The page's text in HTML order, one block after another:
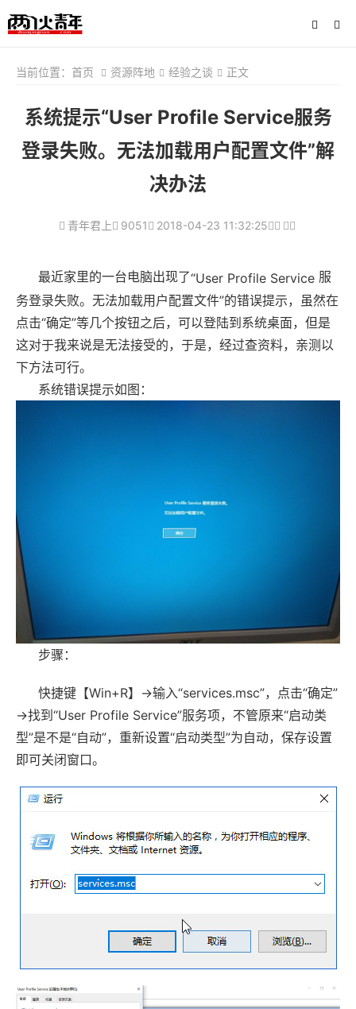
当前位置： 首页 资源阵地 经验之谈 正文
系统提示“User Profile Service服务
登录失败。无法加载用户配置文件”解
决办法
青年君上 9051 2018-04-23 11:32:25
最近家里的一台电脑出现了“User Profile Service 服
务登录失败。无法加载用户配置文件”的错误提示，虽然在
点击“确定”等几个按钮之后，可以登陆到系统桌面，但是
这对于我来说是无法接受的，于是，经过查资料，亲测以
下方法可行。
系统错误提示如图：
步骤：
快捷键【Win+R】→输入“services.msc”，点击“确定”
→找到“User Profile Service”服务项，不管原来“启动类
型”是不是“自动”，重新设置“启动类型”为自动，保存设置
即可关闭窗口。